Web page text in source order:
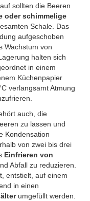
sollten die Beeren
oder schimmelige
Schale. Das
aufgeschoben
Wachstum von
halten sich
in einem
Küchenpapier
verlangsamt Atmung
auch, die
zu lassen und
Kondensation
von zwei bis drei
Einfrieren von
Abfall zu reduzieren.
entstielt, auf einem
in einen
umgefüllt werden.